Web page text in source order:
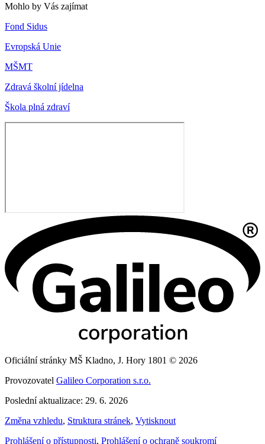
Mohlo by Vás zajímat
Fond Sidus
Evropská Unie
MŠMT
Zdravá školní jídelna
Škola plná zdraví
Oficiální stránky MŠ Kladno, J. Hory 1801 © 2026
Provozovatel Galileo Corporation s.r.o.
Poslední aktualizace: 29. 6. 2026
Změna vzhledu, Struktura stránek, Vytisknout
Prohlášení o přístupnosti, Prohlášení o ochraně soukromí